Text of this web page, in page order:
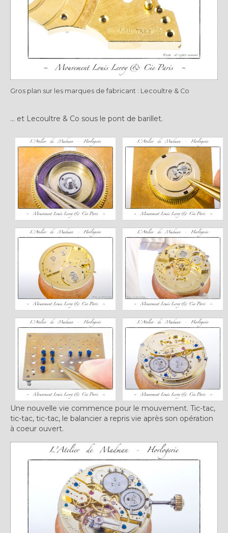
Gros plan sur les marques de fabricant : Lecoultre & Co
… et Lecoultre & Co sous le pont de barillet.
Une nouvelle vie commence pour le mouvement. Tic-tac,
tic-tac, tic-tac, le balancier a repris vie après son opération
à coeur ouvert.